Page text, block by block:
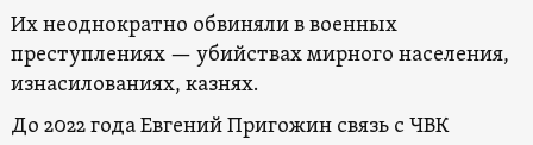
Их неоднократно обвиняли в военных
преступлениях — убийствах мирного населения,
изнасилованиях, казнях.
До 2022 года Евгений Пригожин связь с ЧВК